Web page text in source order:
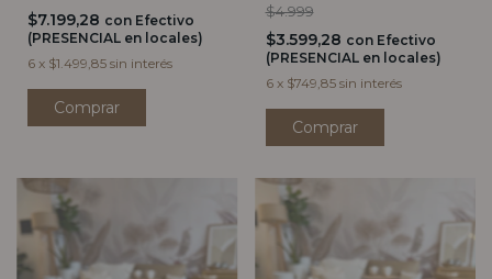
$7.199,28 con Efectivo
(PRESENCIAL en locales)
6 x $1.499,85 sin interés
$4.999
$3.599,28 con Efectivo
(PRESENCIAL en locales)
6 x $749,85 sin interés